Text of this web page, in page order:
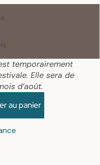
temporairement
Elle sera de
d’août.
au panier